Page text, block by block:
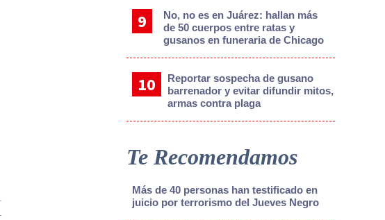
No, no es en Juárez: hallan más
de 50 cuerpos entre ratas y
gusanos en funeraria de Chicago
Reportar sospecha de gusano
barrenador y evitar difundir mitos,
armas contra plaga
Te Recomendamos
Más de 40 personas han testificado en
juicio por terrorismo del Jueves Negro